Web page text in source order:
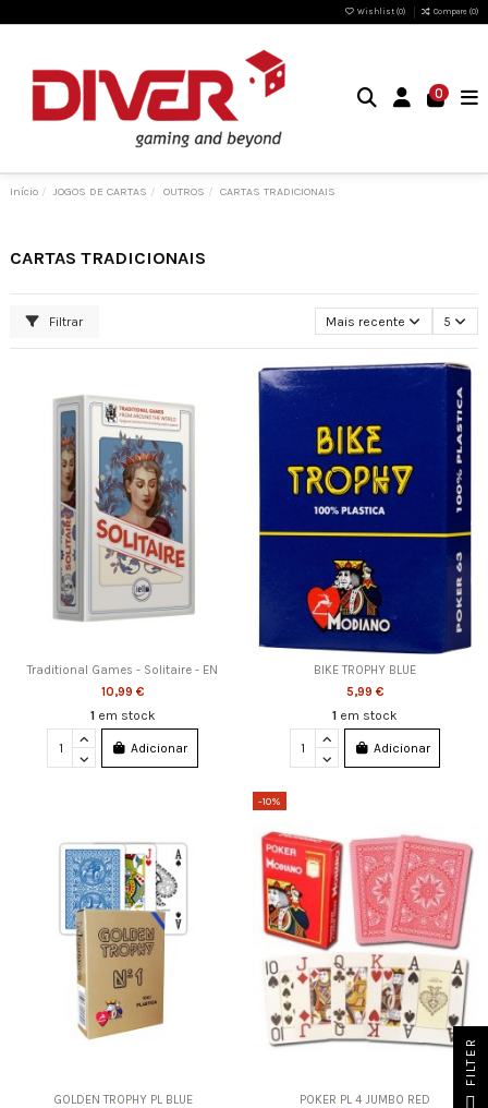
Wishlist (0) Compare (0)
0
Início JOGOS DE CARTAS OUTROS CARTAS TRADICIONAIS
CARTAS TRADICIONAIS
Filtrar Mais recente 5
Traditional Games - Solitaire - EN
10,99 €
1 em stock
Adicionar
BIKE TROPHY BLUE
5,99 €
1 em stock
Adicionar
GOLDEN TROPHY PL BLUE
-10%
POKER PL 4 JUMBO RED
FILTER